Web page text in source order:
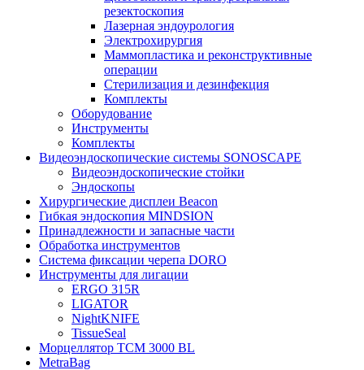
резектоскопия
Лазерная эндоурология
Электрохирургия
Маммопластика и реконструктивные
операции
Стерилизация и дезинфекция
Комплекты
Оборудование
Инструменты
Комплекты
Видеоэндоскопические системы SONOSCAPE
Видеоэндоскопические стойки
Эндоскопы
Хирургические дисплеи Beacon
Гибкая эндоскопия MINDSION
Принадлежности и запасные части
Обработка инструментов
Система фиксации черепа DORO
Инструменты для лигации
ERGO 315R
LIGATOR
NightKNIFE
TissueSeal
Морцеллятор ТСМ 3000 BL
MetraBag